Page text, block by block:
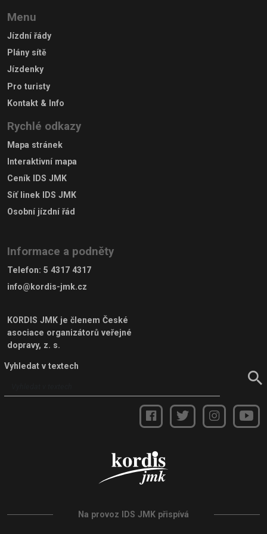
Menu
Jízdní řády
Plány sítě
Jízdenky
Pro turisty
Kontakt & Info
Rychlé odkazy
Mapa stránek
Interaktivní mapa
Ceník IDS JMK
Síť linek IDS JMK
Osobní jízdní řád
Informace a podněty
Telefon: 5 4317 4317
info@kordis-jmk.cz
KORDIS JMK je členem České
asociace organizátorů veřejné
dopravy, z. s.
Vyhledat v textech
Na provoz IDS JMK přispívá